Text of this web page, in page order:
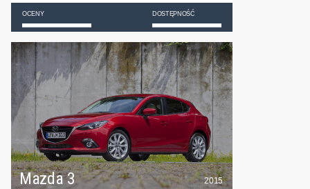
OCENY DOSTĘPNOŚĆ
Mazda 3 2015